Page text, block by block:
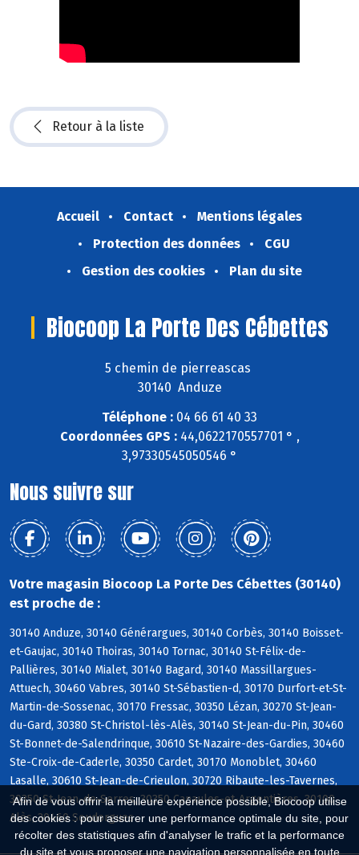
Afin de vous offrir la meilleure expérience possible, Biocoop utilise
des cookies : pour assurer une performance optimale du site, pour
récolter des statistiques afin d'analyser le trafic et la performance
du site et vous proposer une navigation personnalisée en toute
Retour à la liste
Accueil Contact
Mentions légales
Protection des données
CGU
Gestion des cookies
Plan du site
Biocoop La Porte Des Cébettes
5 chemin de pierreascas
30140 Anduze
Téléphone : 04 66 61 40 33
Coordonnées GPS :44,0622170557701 ° ,
3,97330545050546 °
Nous suivre sur
Votre magasin Biocoop La Porte Des Cébettes (30140)
est proche de :
30140 Anduze, 30140 Générargues, 30140 Corbès, 30140 Boisset-
et-Gaujac, 30140 Thoiras, 30140 Tornac, 30140 St-Félix-de-
Pallières, 30140 Mialet, 30140 Bagard, 30140 Massillargues-
Attuech, 30460 Vabres, 30140 St-Sébastien-d, 30170 Durfort-et-St-
Martin-de-Sossenac, 30170 Fressac, 30350 Lézan, 30270 St-Jean-
du-Gard, 30380 St-Christol-lès-Alès, 30140 St-Jean-du-Pin, 30460
St-Bonnet-de-Salendrinque, 30610 St-Nazaire-des-Gardies, 30460
Ste-Croix-de-Caderle, 30350 Cardet, 30170 Monoblet, 30460
Lasalle, 30610 St-Jean-de-Crieulon, 30720 Ribaute-les-Tavernes,
30350 St-Jean-de-Serres, 30350 Canaules-et-Argentières, 30100
Alès, 30460 Soudorgues